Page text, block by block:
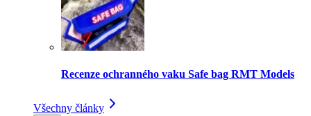
Recenze ochranného vaku Safe bag RMT Models
Všechny články